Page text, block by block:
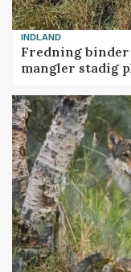
INDLAND
Fredning binder
mangler stadig